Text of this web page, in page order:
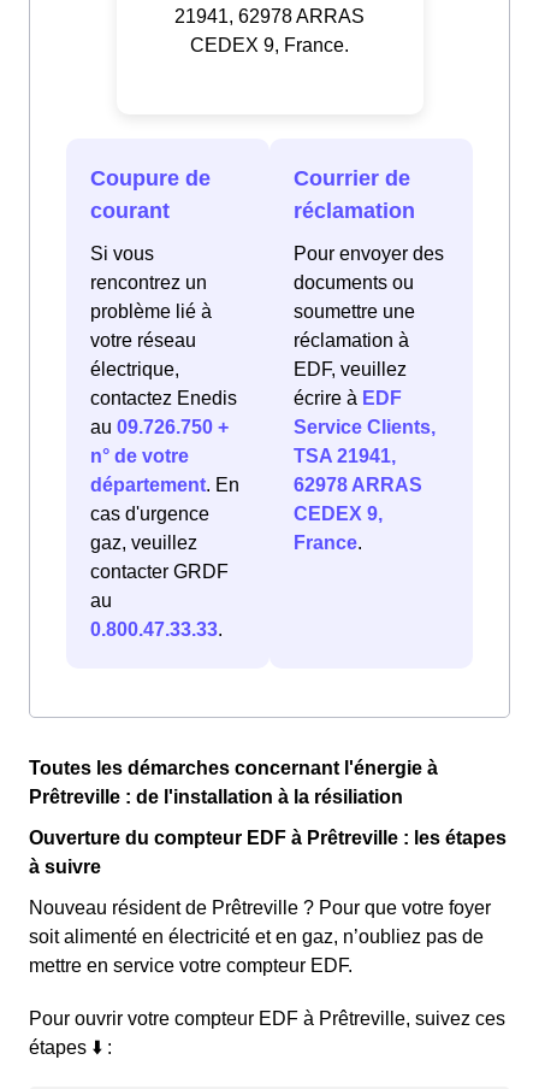
21941, 62978 ARRAS
CEDEX 9, France.
Coupure de
courant
Si vous
rencontrez un
problème lié à
votre réseau
électrique,
contactez Enedis
au 09.726.750 +
n° de votre
département. En
cas d'urgence
gaz, veuillez
contacter GRDF
au
0.800.47.33.33.
Courrier de
réclamation
Pour envoyer des
documents ou
soumettre une
réclamation à
EDF, veuillez
écrire à EDF
Service Clients,
TSA 21941,
62978 ARRAS
CEDEX 9,
France.
Toutes les démarches concernant l'énergie à
Prêtreville : de l'installation à la résiliation
Ouverture du compteur EDF à Prêtreville : les étapes
à suivre
Nouveau résident de Prêtreville ? Pour que votre foyer
soit alimenté en électricité et en gaz, n’oubliez pas de
mettre en service votre compteur EDF.
Pour ouvrir votre compteur EDF à Prêtreville, suivez ces
étapes ⬇️ :